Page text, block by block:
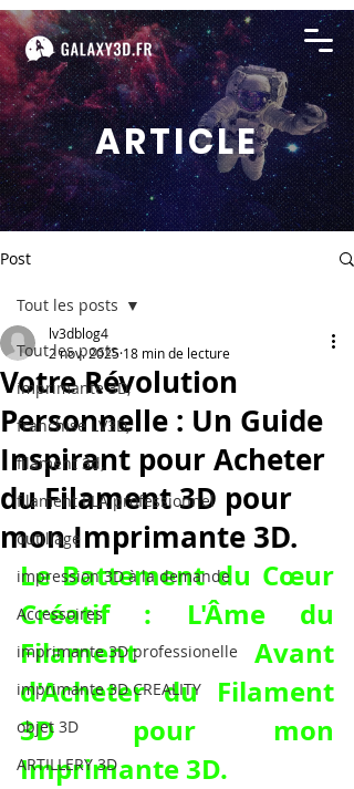
ARTICLE
Post
Tout les posts
imprimante 3D,
franchise LV3D,
filament 3d,
filament PLA professionnel
outillage
impression 3D à la demande
Accessoires
imprimante 3D professionelle
imprimante 3D CREALITY
objet 3D
ARTILLERY 3D
Tout les posts
Votre Révolution
Personnelle : Un Guide
Inspirant pour Acheter
du Filament 3D pour
mon Imprimante 3D.
lv3dblog4
2 nov. 2025 18 min de lecture
Le Battement du Cœur
Créatif : L'Âme du
Filament Avant
d'Acheter du Filament
3D pour mon
Imprimante 3D.